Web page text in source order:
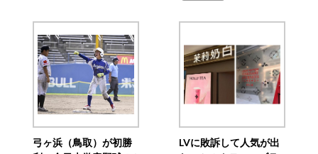
弓ヶ浜（鳥取）が初勝
LVに敗訴して人気が出